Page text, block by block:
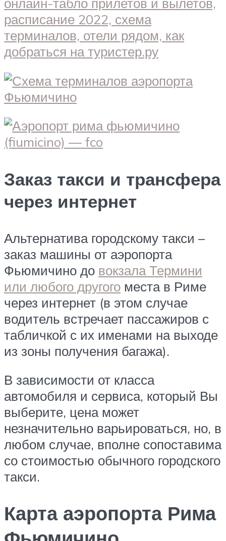
Заказ такси и трансфера
через интернет
Альтернатива городскому такси –
заказ машины от аэропорта
Фьюмичино до вокзала Термини
или любого другого места в Риме
через интернет (в этом случае
водитель встречает пассажиров с
табличкой с их именами на выходе
из зоны получения багажа).
В зависимости от класса
автомобиля и сервиса, который Вы
выберите, цена может
незначительно варьироваться, но, в
любом случае, вполне сопоставима
со стоимостью обычного городского
такси.
Карта аэропорта Рима